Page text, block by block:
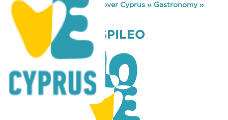
You are here: Home »Discover Cyprus » Gastronomy»
TAVERNAKI TO SPILEO
TAVERNAKI TO SPILEO